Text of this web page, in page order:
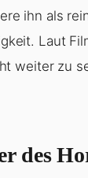
ihn als
Laut
weiter zu
des